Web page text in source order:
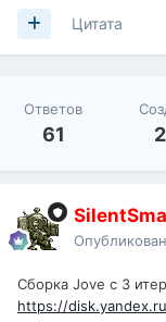
Цитата
Ответов
61
Сборка Jove c 3
https://